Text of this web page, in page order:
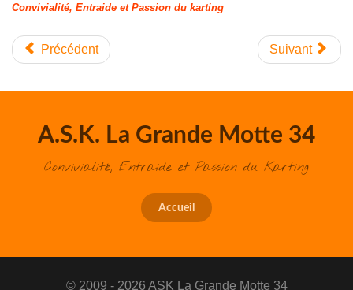
Convivialité, Entraide et Passion du karting
Précédent Suivant
A.S.K. La Grande Motte 34
Convivialité, Entraide et Passion du Karting
Accueil
© 2009 - 2026 ASK La Grande Motte 34